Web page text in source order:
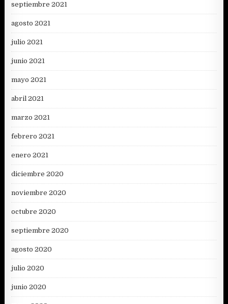
septiembre 2021
agosto 2021
julio 2021
junio 2021
mayo 2021
abril 2021
marzo 2021
febrero 2021
enero 2021
diciembre 2020
noviembre 2020
octubre 2020
septiembre 2020
agosto 2020
julio 2020
junio 2020